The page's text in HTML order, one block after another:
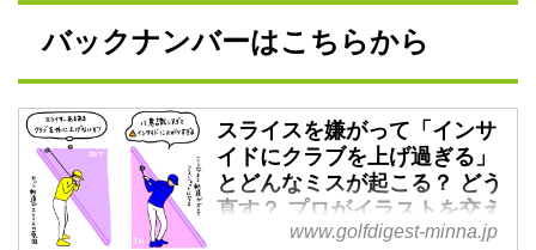
バックナンバーはこちらから
スライスを嫌がって「インサ
イドにクラブを上げ過ぎる」
とどんなミスが起こる？ どう
直す？ プロがイラストを交え
て解説 - みんなのゴルフダイ
www.golfdigest-minna.jp